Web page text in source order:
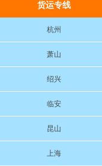
货运专线
杭州
萧山
绍兴
临安
昆山
上海